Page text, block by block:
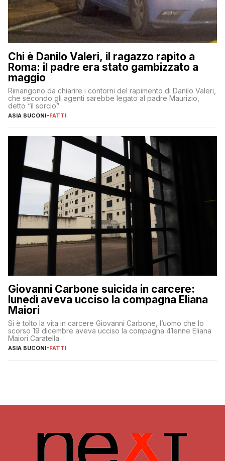
Chi è Danilo Valeri, il ragazzo rapito a
Roma: il padre era stato gambizzato a
maggio
Rimangono da chiarire i contorni del rapimento di Danilo Valeri,
che secondo gli agenti sarebbe legato al padre Maurizio,
detto “il sorcio”
ASIA BUCONI-FATTI
Giovanni Carbone suicida in carcere:
lunedì aveva ucciso la compagna Eliana
Maiori
Si è tolto la vita in carcere Giovanni Carbone, l’uomo che lo
scorso 19 dicembre aveva ucciso la compagna 41enne Eliana
Maiori Caratella
ASIA BUCONI-FATTI